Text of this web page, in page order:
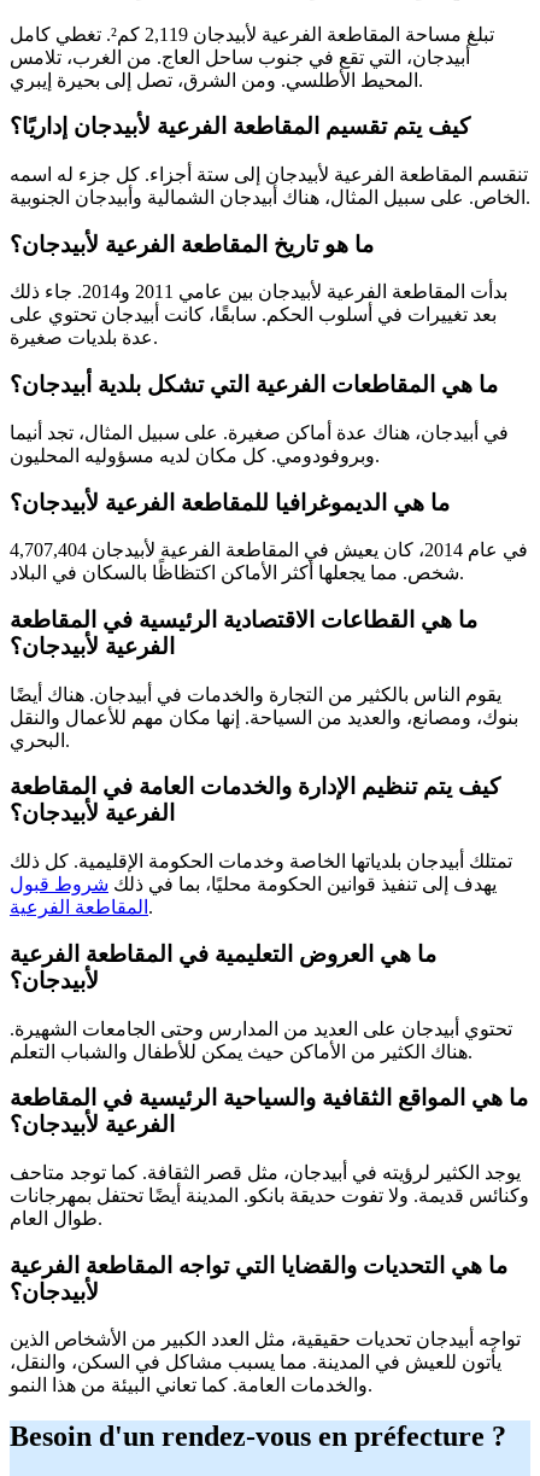
تبلغ مساحة المقاطعة الفرعية لأبيدجان 2,119 كم². تغطي كامل
أبيدجان، التي تقع في جنوب ساحل العاج. من الغرب، تلامس
المحيط الأطلسي. ومن الشرق، تصل إلى بحيرة إيبري.
كيف يتم تقسيم المقاطعة الفرعية لأبيدجان إداريًا؟
تنقسم المقاطعة الفرعية لأبيدجان إلى ستة أجزاء. كل جزء له اسمه
الخاص. على سبيل المثال، هناك أبيدجان الشمالية وأبيدجان الجنوبية.
ما هو تاريخ المقاطعة الفرعية لأبيدجان؟
بدأت المقاطعة الفرعية لأبيدجان بين عامي 2011 و2014. جاء ذلك
بعد تغييرات في أسلوب الحكم. سابقًا، كانت أبيدجان تحتوي على
عدة بلديات صغيرة.
ما هي المقاطعات الفرعية التي تشكل بلدية أبيدجان؟
في أبيدجان، هناك عدة أماكن صغيرة. على سبيل المثال، تجد أنيما
وبروفودومي. كل مكان لديه مسؤوليه المحليون.
ما هي الديموغرافيا للمقاطعة الفرعية لأبيدجان؟
في عام 2014، كان يعيش في المقاطعة الفرعية لأبيدجان 4,707,404
شخص. مما يجعلها أكثر الأماكن اكتظاظًا بالسكان في البلاد.
ما هي القطاعات الاقتصادية الرئيسية في المقاطعة
الفرعية لأبيدجان؟
يقوم الناس بالكثير من التجارة والخدمات في أبيدجان. هناك أيضًا
بنوك، ومصانع، والعديد من السياحة. إنها مكان مهم للأعمال والنقل
البحري.
كيف يتم تنظيم الإدارة والخدمات العامة في المقاطعة
الفرعية لأبيدجان؟
تمتلك أبيدجان بلدياتها الخاصة وخدمات الحكومة الإقليمية. كل ذلك
يهدف إلى تنفيذ قوانين الحكومة محليًا، بما في ذلك شروط قبول
المقاطعة الفرعية .
ما هي العروض التعليمية في المقاطعة الفرعية
لأبيدجان؟
تحتوي أبيدجان على العديد من المدارس وحتى الجامعات الشهيرة.
هناك الكثير من الأماكن حيث يمكن للأطفال والشباب التعلم.
ما هي المواقع الثقافية والسياحية الرئيسية في المقاطعة
الفرعية لأبيدجان؟
يوجد الكثير لرؤيته في أبيدجان، مثل قصر الثقافة. كما توجد متاحف
وكنائس قديمة. ولا تفوت حديقة بانكو. المدينة أيضًا تحتفل بمهرجانات
طوال العام.
ما هي التحديات والقضايا التي تواجه المقاطعة الفرعية
لأبيدجان؟
تواجه أبيدجان تحديات حقيقية، مثل العدد الكبير من الأشخاص الذين
يأتون للعيش في المدينة. مما يسبب مشاكل في السكن، والنقل،
والخدمات العامة. كما تعاني البيئة من هذا النمو.
Besoin d'un rendez-vous en préfecture ?